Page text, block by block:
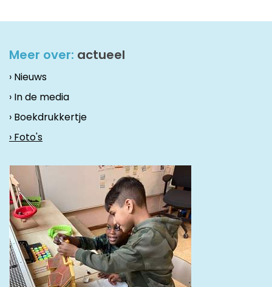
Meer over: actueel
› Nieuws
› In de media
› Boekdrukkertje
› Foto's